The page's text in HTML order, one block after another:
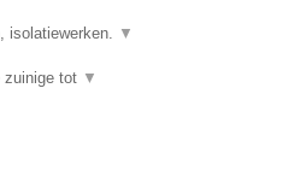
isolatiewerken. ▼
zuinige tot ▼